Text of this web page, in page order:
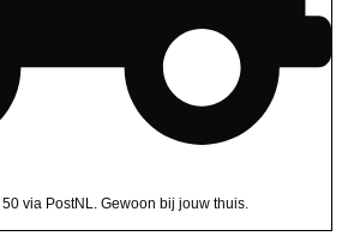
via PostNL. Gewoon bij jouw thuis.